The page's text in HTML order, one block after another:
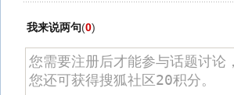
我来说两句(0)